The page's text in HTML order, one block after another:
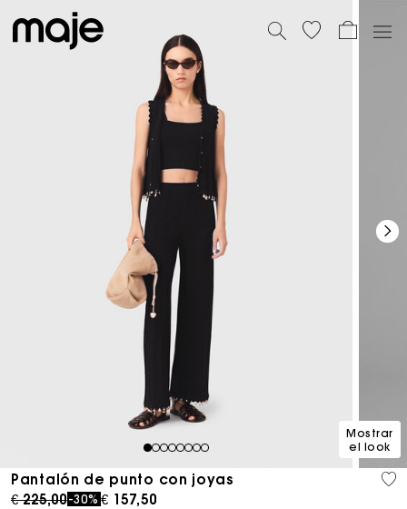
12345678
Mostrar
el look
Pantalón de punto con joyas
Price reduced from
€ 225,00to
-30% € 157,50